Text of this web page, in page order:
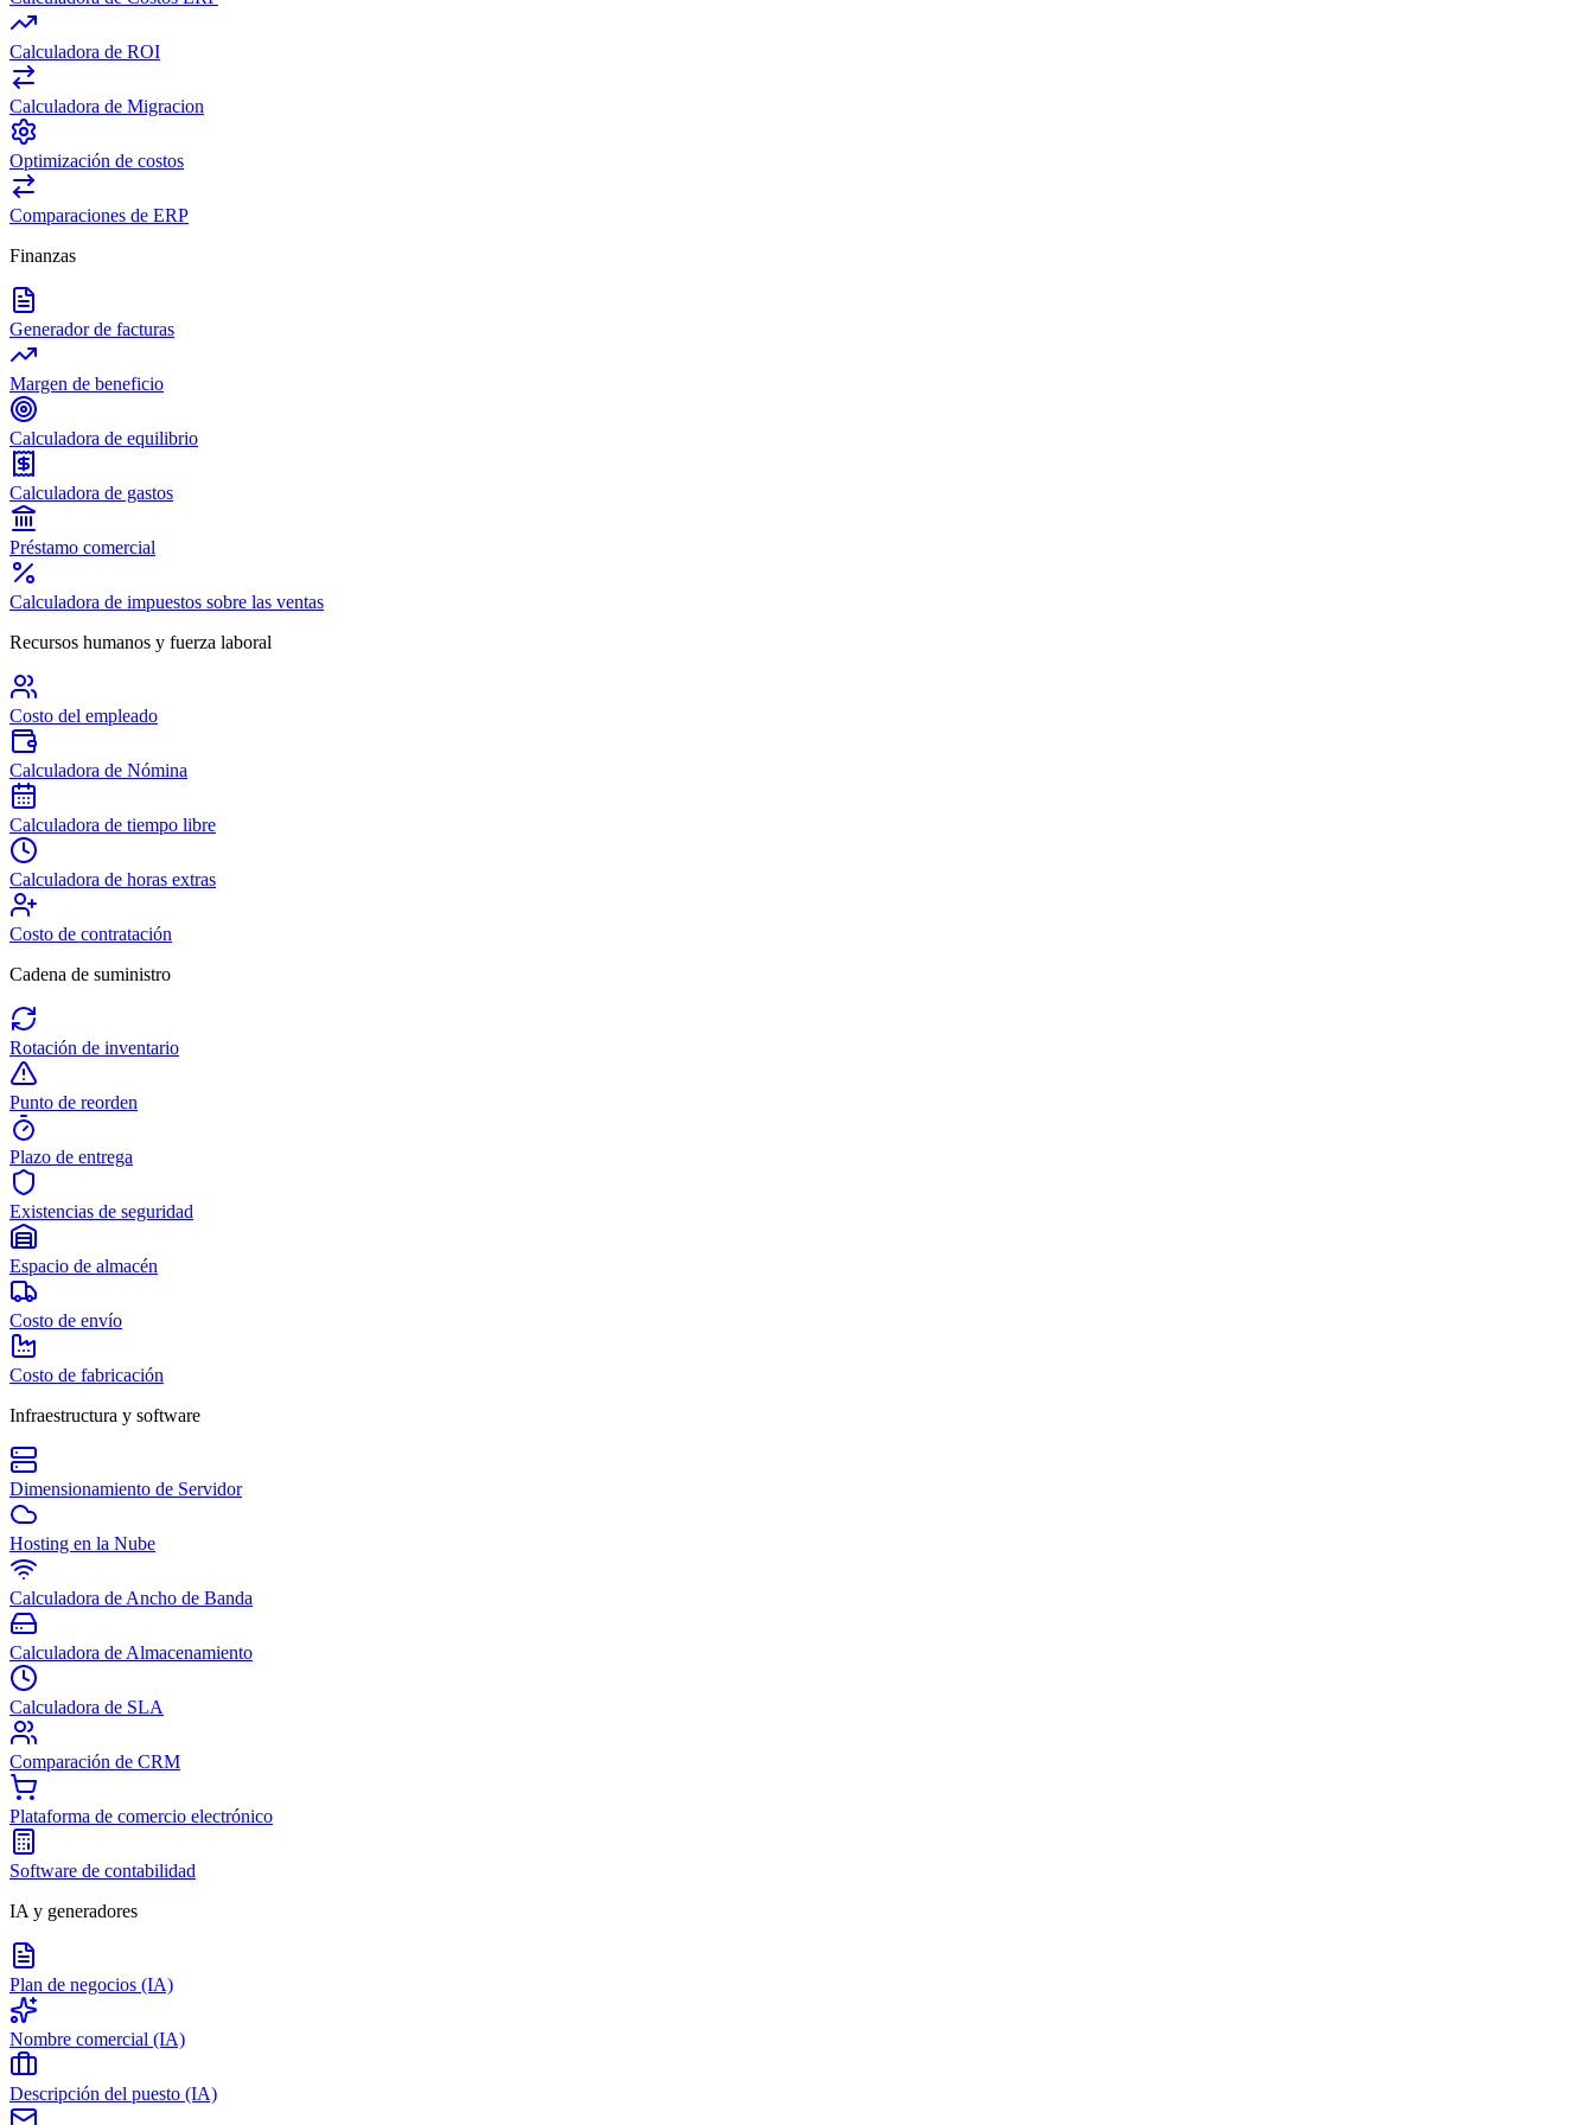
Calculadora de ROI
Calculadora de Migracion
Optimización de costos
Comparaciones de ERP
Finanzas
Generador de facturas
Margen de beneficio
Calculadora de equilibrio
Calculadora de gastos
Préstamo comercial
Calculadora de impuestos sobre las ventas
Recursos humanos y fuerza laboral
Costo del empleado
Calculadora de Nómina
Calculadora de tiempo libre
Calculadora de horas extras
Costo de contratación
Cadena de suministro
Rotación de inventario
Punto de reorden
Plazo de entrega
Existencias de seguridad
Espacio de almacén
Costo de envío
Costo de fabricación
Infraestructura y software
Dimensionamiento de Servidor
Hosting en la Nube
Calculadora de Ancho de Banda
Calculadora de Almacenamiento
Calculadora de SLA
Comparación de CRM
Plataforma de comercio electrónico
Software de contabilidad
IA y generadores
Plan de negocios (IA)
Nombre comercial (IA)
Descripción del puesto (IA)